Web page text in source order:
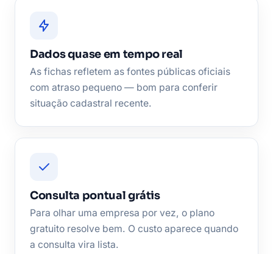
Dados quase em tempo real
As fichas refletem as fontes públicas oficiais
com atraso pequeno — bom para conferir
situação cadastral recente.
Consulta pontual grátis
Para olhar uma empresa por vez, o plano
gratuito resolve bem. O custo aparece quando
a consulta vira lista.